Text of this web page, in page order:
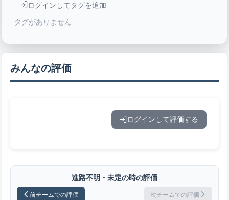
ログインしてタグを追加
タグがありません
みんなの評価
ログインして評価する
進路不明・未定の時の評価
前チームでの評価 次チームでの評価